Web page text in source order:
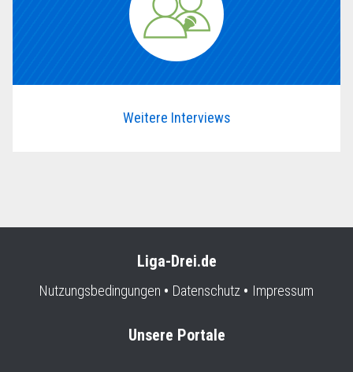
Weitere Interviews
Liga-Drei.de
Nutzungsbedingungen Datenschutz Impressum
Unsere Portale